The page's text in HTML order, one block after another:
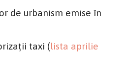
de urbanism emise în
taxi (lista aprilie